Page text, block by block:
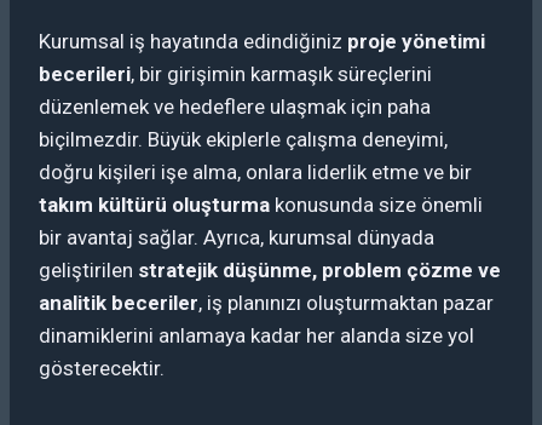
Kurumsal iş hayatında edindiğiniz proje yönetimi
becerileri, bir girişimin karmaşık süreçlerini
düzenlemek ve hedeflere ulaşmak için paha
biçilmezdir. Büyük ekiplerle çalışma deneyimi,
doğru kişileri işe alma, onlara liderlik etme ve bir
takım kültürü oluşturma konusunda size önemli
bir avantaj sağlar. Ayrıca, kurumsal dünyada
geliştirilen stratejik düşünme, problem çözme ve
analitik beceriler, iş planınızı oluşturmaktan pazar
dinamiklerini anlamaya kadar her alanda size yol
gösterecektir.